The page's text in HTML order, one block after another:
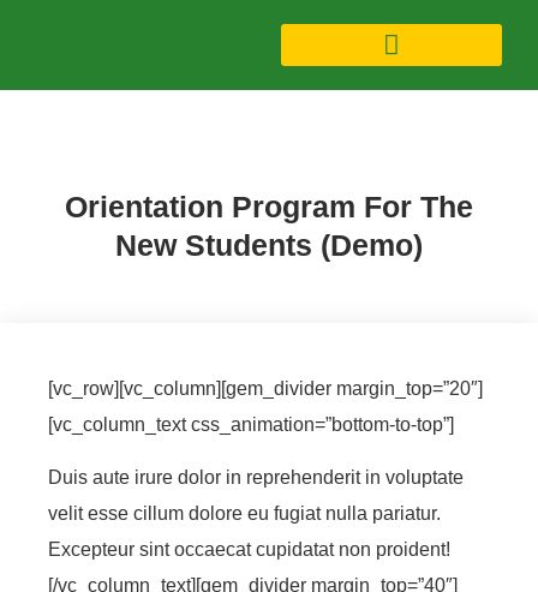
Orientation Program For The
New Students (Demo)
[vc_row][vc_column][gem_divider margin_top=”20″]
[vc_column_text css_animation=”bottom-to-top”]
Duis aute irure dolor in reprehenderit in voluptate
velit esse cillum dolore eu fugiat nulla pariatur.
Excepteur sint occaecat cupidatat non proident!
[/vc_column_text][gem_divider margin_top=”40″]